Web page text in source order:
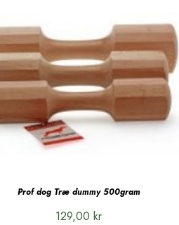
Prof dog Træ dummy 500gram
129,00 kr